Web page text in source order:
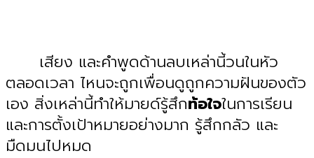
เสียง และคำพูดด้านลบเหล่านี้วนในหัว
ตลอดเวลา ไหนจะถูกเพื่อนดูถูกความฝันของตัว
เอง สิ่งเหล่านี้ทำให้มายด์รู้สึกท้อใจในการเรียน
และการตั้งเป้าหมายอย่างมาก รู้สึกกลัว และ
มืดมนไปหมด